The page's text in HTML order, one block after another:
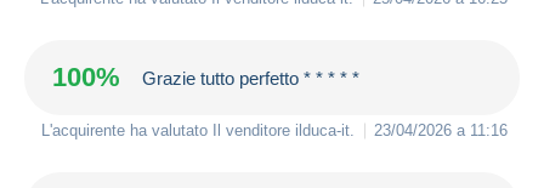
100% Grazie tutto perfetto * * * * *
L'acquirente ha valutato Il venditore ilduca-it. 23/04/2026 a 11:16